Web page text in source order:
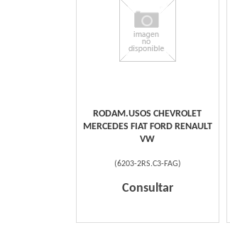
RODAM.USOS CHEVROLET
MERCEDES FIAT FORD RENAULT
VW
(6203-2RS.C3-FAG)
Consultar